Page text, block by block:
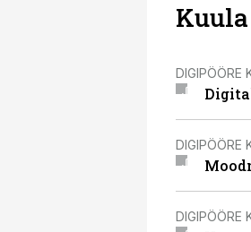
DIGIPÖÖRE
DIGIPÖÖRE
DIGIPÖÖRE